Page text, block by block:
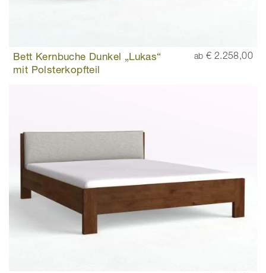
Bett Kernbuche Dunkel „Lukas“
mit Polsterkopfteil
ab € 2.258,00